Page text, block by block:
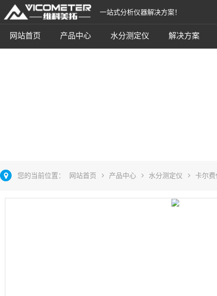
一站式分析仪器解决方案！
网站首页 产品中心 水分测定仪 解决方案
您的当前位置： 网站首页 产品中心 水分测定仪 卡尔